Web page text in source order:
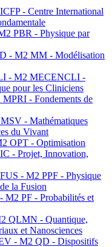
- Centre International
PBR - Physique par
- M2 MM - Modélisation
- M2 MECENCLI -
pour les Cliniciens
- Fondements de
- Mathématiques
du Vivant
OPT - Optimisation
- Projet, Innovation,
- M2 PPF - Physique
la Fusion
PF - Probabilités et
QLMN - Quantique,
et Nanosciences
- M2 QD - Dispositifs